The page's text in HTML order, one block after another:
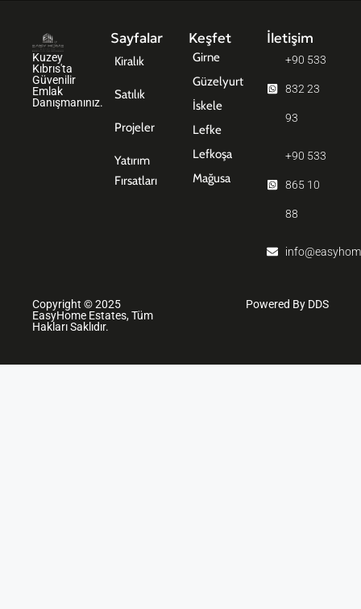
Kuzey
Kıbrıs'ta
Güvenilir
Emlak
Danışmanınız.
Sayfalar
Kiralık
Satılık
Projeler
Yatırım
Fırsatları
Keşfet
Girne
Güzelyurt
İskele
Lefke
Lefkoşa
Mağusa
İletişim
+90 533
832 23
93
+90 533
865 10
88
Copyright © 2025
EasyHome Estates, Tüm
Hakları Saklıdır.
Powered By DDS